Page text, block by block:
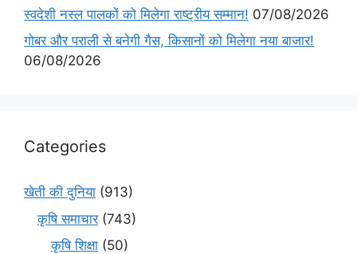
स्वदेशी नस्ल पालकों को मिलेगा राष्ट्रीय सम्मान! 07/08/2026
गोबर और पराली से बनेगी गैस, किसानों को मिलेगा नया बाजार!
06/08/2026
Categories
खेती की दुनिया (913)
कृषि समाचार(743)
कृषि शिक्षा (50)